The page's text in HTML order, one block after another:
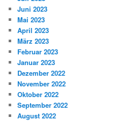
Juni 2023
Mai 2023
April 2023
März 2023
Februar 2023
Januar 2023
Dezember 2022
November 2022
Oktober 2022
September 2022
August 2022